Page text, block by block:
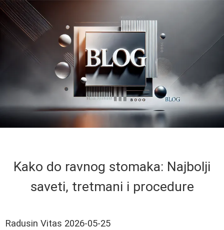
Kako do ravnog stomaka: Najbolji
saveti, tretmani i procedure
Radusin Vitas 2026-05-25